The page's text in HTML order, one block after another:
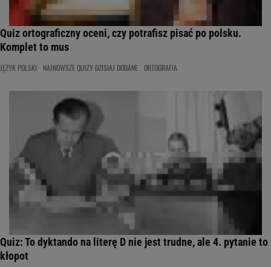
Quiz ortograficzny oceni, czy potrafisz pisać po polsku.
Komplet to mus
JĘZYK POLSKI NAJNOWSZE QUIZY DZISIAJ DODANE ORTOGRAFIA
Quiz: To dyktando na literę D nie jest trudne, ale 4. pytanie to
kłopot